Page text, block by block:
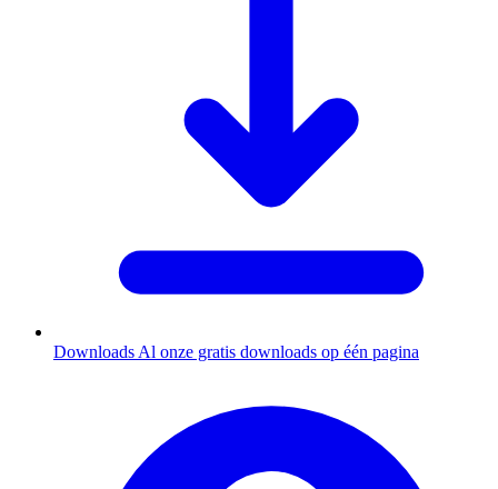
Downloads Al onze gratis downloads op één pagina